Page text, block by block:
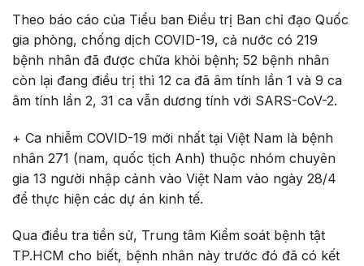
Theo báo cáo của Tiểu ban Điều trị Ban chỉ đạo Quốc
gia phòng, chống dịch COVID-19, cả nước có 219
bệnh nhân đã được chữa khỏi bệnh; 52 bệnh nhân
còn lại đang điều trị thì 12 ca đã âm tính lần 1 và 9 ca
âm tính lần 2, 31 ca vẫn dương tính với SARS-CoV-2.
+ Ca nhiễm COVID-19 mới nhất tại Việt Nam là bệnh
nhân 271 (nam, quốc tịch Anh) thuộc nhóm chuyên
gia 13 người nhập cảnh vào Việt Nam vào ngày 28/4
để thực hiện các dự án kinh tế.
Qua điều tra tiền sử, Trung tâm Kiểm soát bệnh tật
TP.HCM cho biết, bệnh nhân này trước đó đã có kết